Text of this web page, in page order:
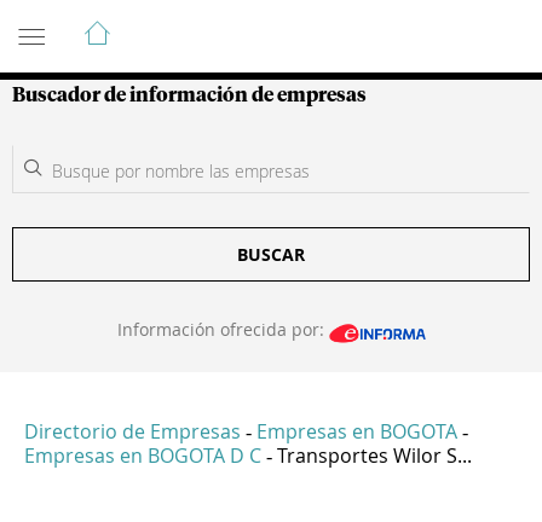
Guía de Empresas Colombianas
Buscador de información de empresas
BUSCAR
Información ofrecida por:
Directorio de Empresas - Empresas en BOGOTA -
Empresas en BOGOTA D C - Transportes Wilor S...